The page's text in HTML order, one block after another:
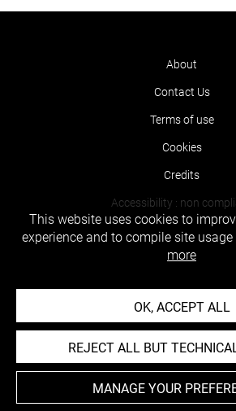
About
Contact Us
Terms of use
Cookies
Credits
Accessibility : non
This website uses cookies to
experience and to compile site
more
OK, ACCEPT ALL
REJECT ALL BUT
MANAGE YOUR